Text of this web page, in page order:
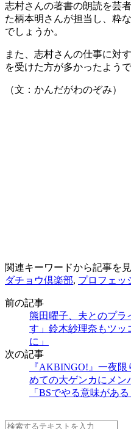
志村さんの著書の朗読を芸
た柄本明さんが担当し、粋
でしょうか。
また、志村さんの仕事に対
を受けた方が多かったようで
（文：かんだがわのぞみ）
関連キーワードから記事を
ダチョウ倶楽部, プロフェッ
前の記事
熊田曜子、夫とのプラ
す」鈴木紗理奈もツッ
に」
次の記事
『AKBINGO!』一夜
めての大ゲンカにメン
「BSでやる意味がある